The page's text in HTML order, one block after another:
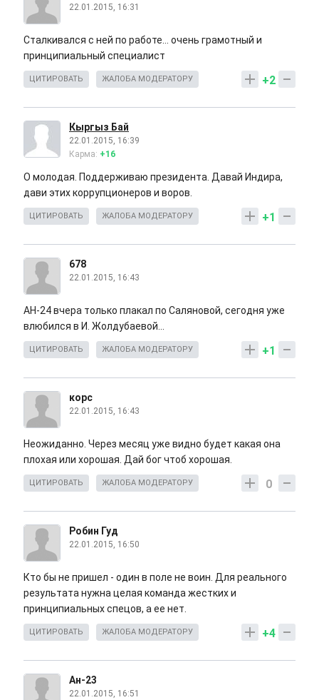
22.01.2015, 16:31
Сталкивался с ней по работе... очень грамотный и
принципиальный специалист
+2
ЦИТИРОВАТЬ ЖАЛОБА МОДЕРАТОРУ
Кыргыз Бай
22.01.2015, 16:39
Карма: +16
О молодая. Поддерживаю президента. Давай Индира,
дави этих коррупционеров и воров.
+1
ЦИТИРОВАТЬ ЖАЛОБА МОДЕРАТОРУ
678
22.01.2015, 16:43
АН-24 вчера только плакал по Саляновой, сегодня уже
влюбился в И. Жолдубаевой...
+1
ЦИТИРОВАТЬ ЖАЛОБА МОДЕРАТОРУ
корс
22.01.2015, 16:43
Неожиданно. Через месяц уже видно будет какая она
плохая или хорошая. Дай бог чтоб хорошая.
0
ЦИТИРОВАТЬ ЖАЛОБА МОДЕРАТОРУ
Робин Гуд
22.01.2015, 16:50
Кто бы не пришел - один в поле не воин. Для реального
результата нужна целая команда жестких и
принципиальных спецов, а ее нет.
+4
ЦИТИРОВАТЬ ЖАЛОБА МОДЕРАТОРУ
Ан-23
22.01.2015, 16:51